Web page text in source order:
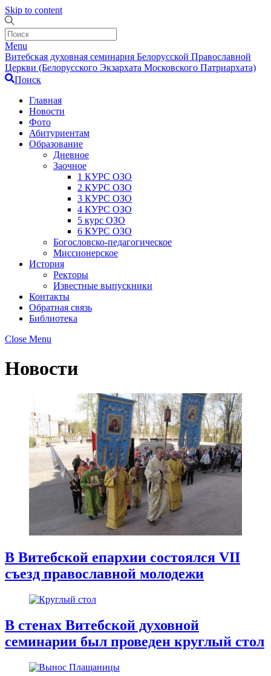
Skip to content
Menu
Витебская духовная семинария Белорусской Православной
Церкви (Белорусского Экзархата Московского Патриархата)
Поиск
Главная
Новости
Фото
Абитуриентам
Образование
Дневное
Заочное
1 КУРС ОЗО
2 КУРС ОЗО
3 КУРС ОЗО
4 КУРС ОЗО
5 курс ОЗО
6 КУРС ОЗО
Богословско-педагогическое
Миссионерское
История
Ректоры
Известные выпускники
Контакты
Обратная связь
Библиотека
Close Menu
Новости
В Витебской епархии состоялся VII
съезд православной молодежи
В стенах Витебской духовной
семинарии был проведен круглый стол